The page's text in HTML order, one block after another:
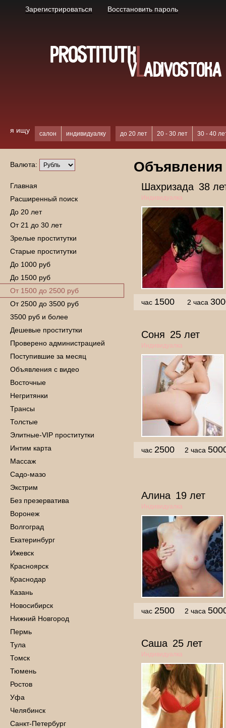
Зарегистрироваться Восстановить пароль
я ищу салон индивидуалку до 20 лет 20 - 30 лет 30 - 40
Валюта:
Главная
Расширенный поиск
До 20 лет
От 21 до 30 лет
Зрелые проститутки
Старые проститутки
До 1000 руб
До 1500 руб
От 1500 до 2500 руб
От 2500 до 3500 руб
3500 руб и более
Дешевые проститутки
Проверено администрацией
Поступившие за месяц
Объявления с видео
Восточные
Негритянки
Трансы
Толстые
Элитные-VIP проститутки
Интим карта
Массаж
Садо-мазо
Экстрим
Без презерватива
Воронеж
Волгоград
Екатеринбург
Ижевск
Красноярск
Краснодар
Казань
Новосибирск
Нижний Новгород
Пермь
Тула
Томск
Тюмень
Ростов
Уфа
Челябинск
Санкт-Петербург
Объявления
Шахризада 38
Индивидуалка
час 1500 2 часа
Соня 25 лет
Индивидуалка
час 2500 2 часа
Алина 19 лет
Индивидуалка
час 2500 2 часа
Саша 25 лет
Индивидуалка